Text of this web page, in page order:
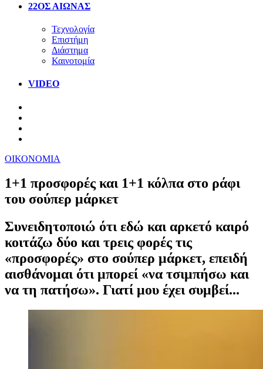
22ΟΣ ΑΙΩΝΑΣ
Τεχνολογία
Επιστήμη
Διάστημα
Καινοτομία
VIDEO
ΟΙΚΟΝΟΜΙΑ
1+1 προσφορές και 1+1 κόλπα στο ράφι
του σούπερ μάρκετ
Συνειδητοποιώ ότι εδώ και αρκετό καιρό
κοιτάζω δύο και τρεις φορές τις
«προσφορές» στο σούπερ μάρκετ, επειδή
αισθάνομαι ότι μπορεί «να τσιμπήσω και
να τη πατήσω». Γιατί μου έχει συμβεί...